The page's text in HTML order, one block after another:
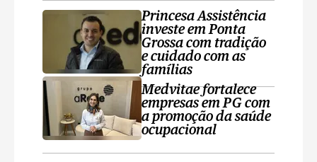
Princesa Assistência
investe em Ponta
Grossa com tradição
e cuidado com as
famílias
Medvitae fortalece
empresas em PG com
a promoção da saúde
ocupacional